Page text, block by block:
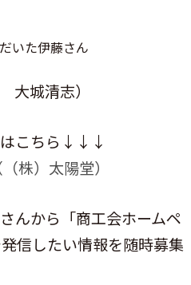
いた伊藤さん
大城清志）
はこちら↓↓↓
株）太陽堂）
んから「商工会ホームペ
信したい情報を随時募集